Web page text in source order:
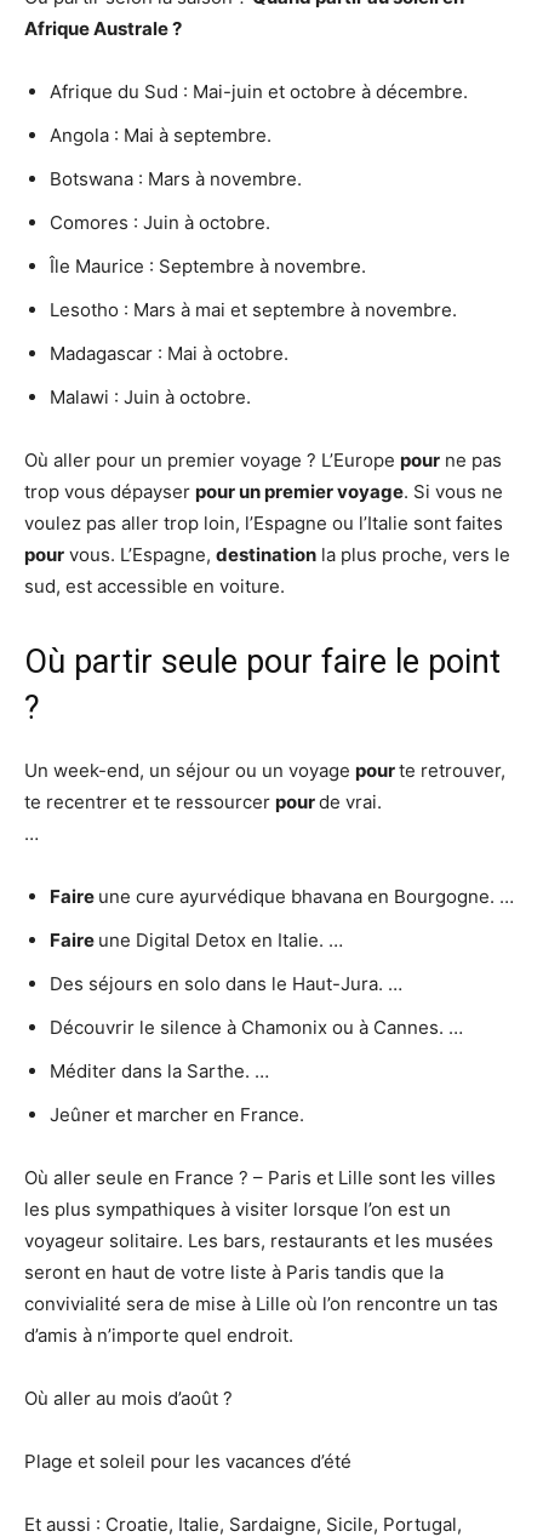
Afrique Australe ?
Afrique du Sud : Mai-juin et octobre à décembre.
Angola : Mai à septembre.
Botswana : Mars à novembre.
Comores : Juin à octobre.
Île Maurice : Septembre à novembre.
Lesotho : Mars à mai et septembre à novembre.
Madagascar : Mai à octobre.
Malawi : Juin à octobre.
Où aller pour un premier voyage ? L’Europe pour ne pas
trop vous dépayser pour un premier voyage. Si vous ne
voulez pas aller trop loin, l’Espagne ou l’Italie sont faites
pour vous. L’Espagne, destination la plus proche, vers le
sud, est accessible en voiture.
Où partir seule pour faire le point
?
Un week-end, un séjour ou un voyage pourte retrouver,
te recentrer et te ressourcer pourde vrai.
…
Faire une cure ayurvédique bhavana en Bourgogne. …
Faire une Digital Detox en Italie. …
Des séjours en solo dans le Haut-Jura. …
Découvrir le silence à Chamonix ou à Cannes. …
Méditer dans la Sarthe. …
Jeûner et marcher en France.
Où aller seule en France ? – Paris et Lille sont les villes
les plus sympathiques à visiter lorsque l’on est un
voyageur solitaire. Les bars, restaurants et les musées
seront en haut de votre liste à Paris tandis que la
convivialité sera de mise à Lille où l’on rencontre un tas
d’amis à n’importe quel endroit.
Où aller au mois d’août ?
Plage et soleil pour les vacances d’été
Et aussi : Croatie, Italie, Sardaigne, Sicile, Portugal,